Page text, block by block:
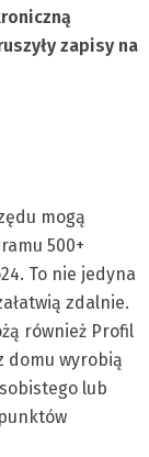
zapisy na
mogą
500+
To nie jedyna
zdalnie.
również Profil
domu wyrobią
lub